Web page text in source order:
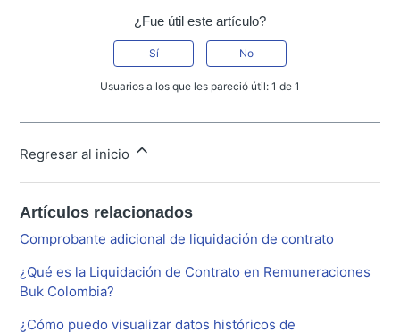
¿Fue útil este artículo?
Sí No
Usuarios a los que les pareció útil: 1 de 1
Regresar al inicio
Artículos relacionados
Comprobante adicional de liquidación de contrato
¿Qué es la Liquidación de Contrato en Remuneraciones
Buk Colombia?
¿Cómo puedo visualizar datos históricos de